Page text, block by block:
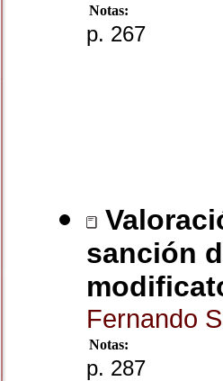
Notas:
p. 267
sanción
Fernando
Notas:
p. 287